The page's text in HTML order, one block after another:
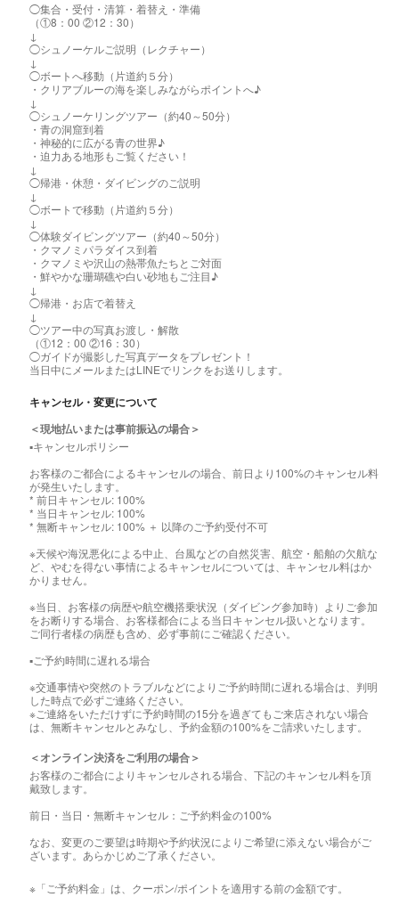
◯集合・受付・清算・着替え・準備
（①8：00 ②12：30）
↓
◯シュノーケルご説明（レクチャー）
↓
◯ボートへ移動（片道約５分）
・クリアブルーの海を楽しみながらポイントへ♪
↓
◯シュノーケリングツアー（約40～50分）
・青の洞窟到着
・神秘的に広がる青の世界♪
・迫力ある地形もご覧ください！
↓
◯帰港・休憩・ダイビングのご説明
↓
◯ボートで移動（片道約５分）
↓
◯体験ダイビングツアー（約40～50分）
・クマノミパラダイス到着
・クマノミや沢山の熱帯魚たちとご対面
・鮮やかな珊瑚礁や白い砂地もご注目♪
↓
◯帰港・お店で着替え
↓
◯ツアー中の写真お渡し・解散
（①12：00 ②16：30）
◯ガイドが撮影した写真データをプレゼント！
当日中にメールまたはLINEでリンクをお送りします。
キャンセル・変更について
＜現地払いまたは事前振込の場合＞
▪️キャンセルポリシー
お客様のご都合によるキャンセルの場合、前日より100%のキャンセル料
が発生いたします。
* 前日キャンセル: 100%
* 当日キャンセル: 100%
* 無断キャンセル: 100% ＋ 以降のご予約受付不可
※天候や海況悪化による中止、台風などの自然災害、航空・船舶の欠航な
ど、やむを得ない事情によるキャンセルについては、キャンセル料はか
かりません。
※当日、お客様の病歴や航空機搭乗状況（ダイビング参加時）よりご参加
をお断りする場合、お客様都合による当日キャンセル扱いとなります。
ご同行者様の病歴も含め、必ず事前にご確認ください。
▪️ご予約時間に遅れる場合
※交通事情や突然のトラブルなどによりご予約時間に遅れる場合は、判明
した時点で必ずご連絡ください。
※ご連絡をいただけずに予約時間の15分を過ぎてもご来店されない場合
は、無断キャンセルとみなし、予約金額の100%をご請求いたします。
＜オンライン決済をご利用の場合＞
お客様のご都合によりキャンセルされる場合、下記のキャンセル料を頂
戴致します。
前日・当日・無断キャンセル：ご予約料金の100%
なお、変更のご要望は時期や予約状況によりご希望に添えない場合がご
ざいます。あらかじめご了承ください。
※「ご予約料金」は、クーポン/ポイントを適用する前の金額です。